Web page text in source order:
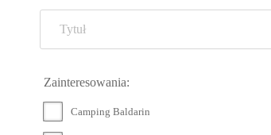
Zainteresowania:
Camping Baldarin